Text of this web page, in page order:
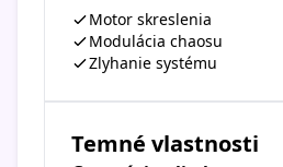
Motor skreslenia
Modulácia chaosu
Zlyhanie systému
Temné vlastnosti